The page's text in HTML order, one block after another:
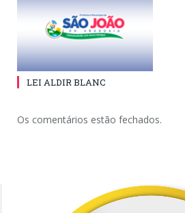
LEI ALDIR BLANC
Os comentários estão fechados.